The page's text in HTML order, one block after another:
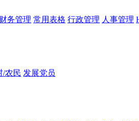
财务管理 常用表格 行政管理 人事管理
/农民 发展党员